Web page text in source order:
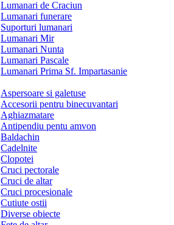
Lumanari de Craciun
Lumanari funerare
Suporturi lumanari
Lumanari Mir
Lumanari Nunta
Lumanari Pascale
Lumanari Prima Sf. Impartasanie
Aspersoare si galetuse
Accesorii pentru binecuvantari
Aghiazmatare
Antipendiu pentu amvon
Baldachin
Cadelnite
Clopotei
Cruci pectorale
Cruci de altar
Cruci procesionale
Cutiute ostii
Diverse obiecte